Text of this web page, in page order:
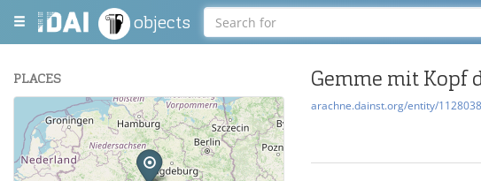
objects
PLACES
+
−
Gemme mit Kopf
arachne.dainst.org/entity/1128038